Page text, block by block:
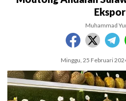
Ekspor
Muhammad
Minggu, 25 Februari